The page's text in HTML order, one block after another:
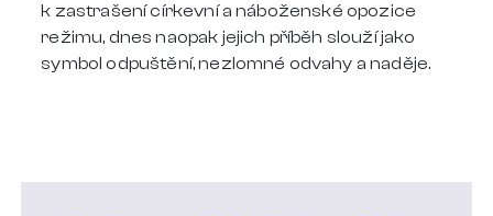
k zastrašení církevní a náboženské opozice
režimu, dnes naopak jejich příběh slouží jako
symbol odpuštění, nezlomné odvahy a naděje.